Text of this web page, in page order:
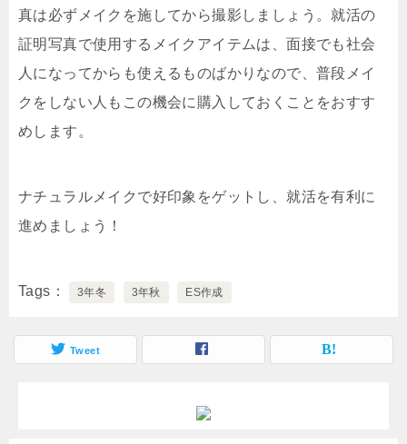
真は必ずメイクを施してから撮影しましょう。就活の
証明写真で使用するメイクアイテムは、面接でも社会
人になってからも使えるものばかりなので、普段メイ
クをしない人もこの機会に購入しておくことをおすす
めします。
ナチュラルメイクで好印象をゲットし、就活を有利に
進めましょう！
Tags 3年冬 3年秋 ES作成
Tweet